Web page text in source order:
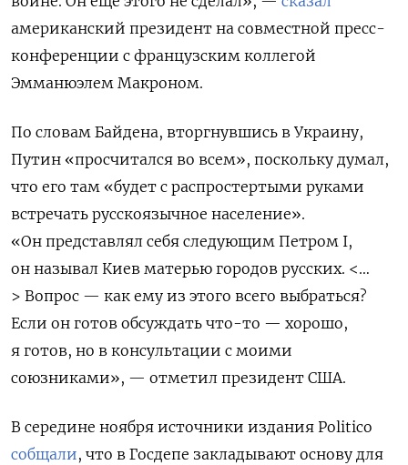
американский президент на совместной пресс-
конференции с французским коллегой
Эмманюэлем Макроном.
По словам Байдена, вторгнувшись в Украину,
Путин «просчитался во всем», поскольку думал,
что его там «будет с распростертыми руками
встречать русскоязычное население».
«Он представлял себя следующим Петром I,
он называл Киев матерью городов русских. <…
> Вопрос — как ему из этого всего выбраться?
Если он готов обсуждать что-то — хорошо,
я готов, но в консультации с моими
союзниками», — отметил президент США.
В середине ноября источники издания Politico
собщали, что в Госдепе закладывают основу для